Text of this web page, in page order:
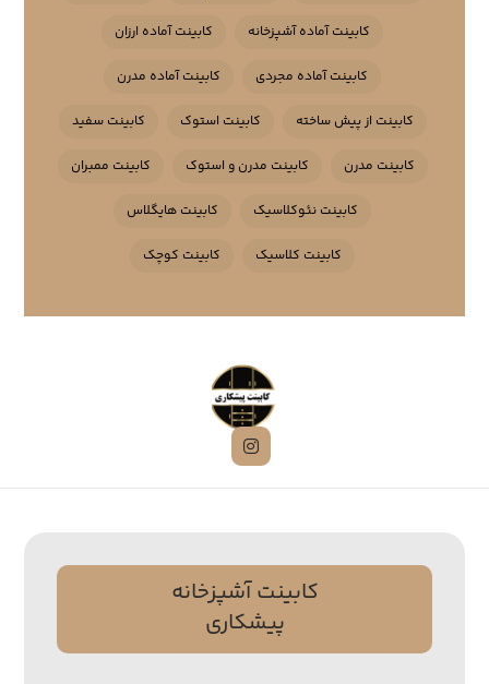
کابینت آماده آشپزخانه کابینت آماده ارزان
کابینت آماده مجردی کابینت آماده مدرن
کابینت از پیش ساخته کابینت استوک کابینت سفید
کابینت مدرن کابینت مدرن و استوک کابینت ممبران
کابینت نئوکلاسیک کابینت هایگلاس
کابینت کلاسیک کابینت کوچک
کابینت آشپزخانه
پیشکاری